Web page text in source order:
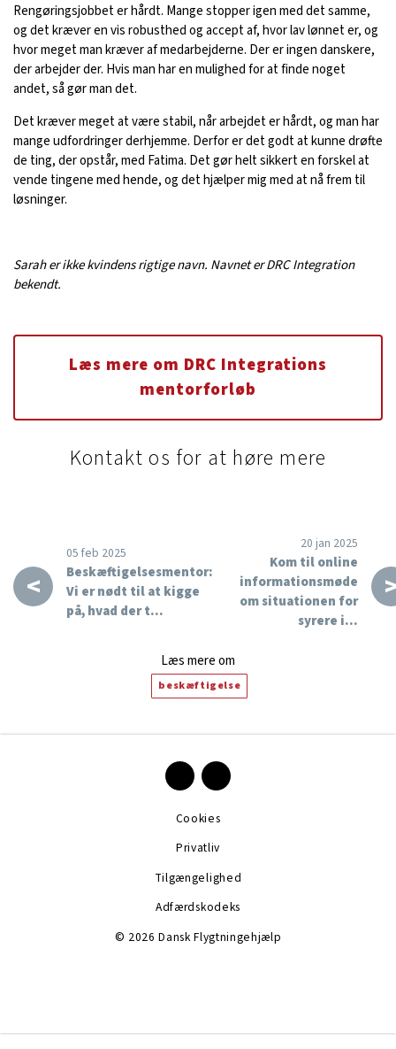
Rengøringsjobbet er hårdt. Mange stopper igen med det samme,
og det kræver en vis robusthed og accept af, hvor lav lønnet er, og
hvor meget man kræver af medarbejderne. Der er ingen danskere,
der arbejder der. Hvis man har en mulighed for at finde noget
andet, så gør man det.
Det kræver meget at være stabil, når arbejdet er hårdt, og man har
mange udfordringer derhjemme. Derfor er det godt at kunne drøfte
de ting, der opstår, med Fatima. Det gør helt sikkert en forskel at
vende tingene med hende, og det hjælper mig med at nå frem til
løsninger.
Sarah er ikke kvindens rigtige navn. Navnet er DRC Integration
bekendt.
Læs mere om DRC Integrations
mentorforløb
Kontakt os for at høre mere
<
05 feb 2025
Beskæftigelsesmentor:
Vi er nødt til at kigge
på, hvad der t…
20 jan 2025
Kom til online
informationsmøde
om situationen for
syrere i…
Læs mere om
beskæftigelse
© 2026 Dansk Flygtningehjælp
Cookies
Privatliv
Tilgængelighed
Adfærdskodeks